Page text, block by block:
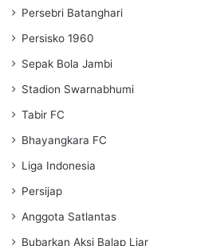
Persebri Batanghari
Persisko 1960
Sepak Bola Jambi
Stadion Swarnabhumi
Tabir FC
Bhayangkara FC
Liga Indonesia
Persijap
Anggota Satlantas
Bubarkan Aksi Balap Liar